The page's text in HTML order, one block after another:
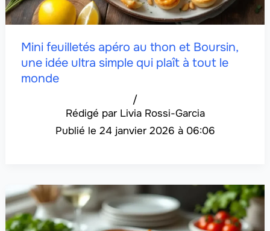
Mini feuilletés apéro au thon et Boursin,
une idée ultra simple qui plaît à tout le
monde
Livia Rossi-Garcia
/
24 janvier 2026 à 06:06